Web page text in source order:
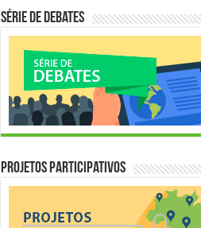
Série de Debates
Projetos Participativos